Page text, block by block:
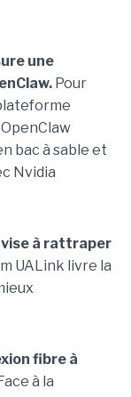
une
Pour
bac à sable et
Nvidia
vise à rattraper
UALink livre la
fibre à
à la